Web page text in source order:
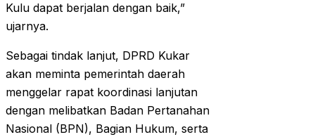
Kulu dapat berjalan dengan baik,”
ujarnya.
Sebagai tindak lanjut, DPRD Kukar
akan meminta pemerintah daerah
menggelar rapat koordinasi lanjutan
dengan melibatkan Badan Pertanahan
Nasional (BPN), Bagian Hukum, serta